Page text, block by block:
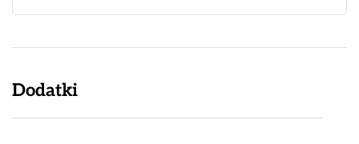
Dodatki